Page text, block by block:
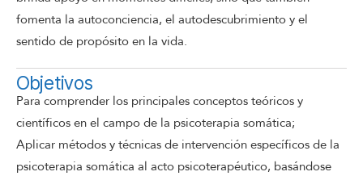
fomenta la autoconciencia, el autodescubrimiento y el
sentido de propósito en la vida.
Objetivos
Para comprender los principales conceptos teóricos y
científicos en el campo de la psicoterapia somática;
Aplicar métodos y técnicas de intervención específicos de la
psicoterapia somática al acto psicoterapéutico, basándose